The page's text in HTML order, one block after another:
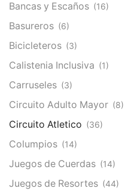
Bancas y Escaños (16)
Basureros (6)
Bicicleteros (3)
Calistenia Inclusiva (1)
Carruseles (3)
Circuito Adulto Mayor (8)
Circuito Atletico (36)
Columpios (14)
Juegos de Cuerdas (14)
Juegos de Resortes (44)